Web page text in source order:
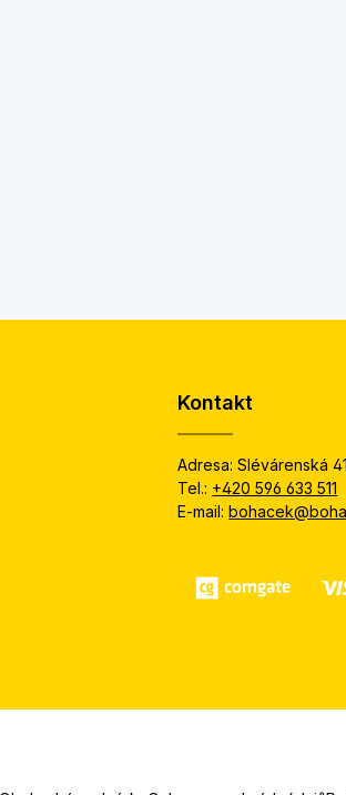
Kontakt
Adresa: Slévárenská
Tel.: +420 596 633 511
E-mail: